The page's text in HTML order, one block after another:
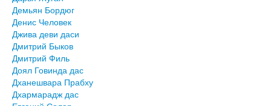
Демьян Бордюг
Денис Человек
Джива деви даси
Дмитрий Быков
Дмитрий Филь
Доял Говинда дас
Дханешвара Прабху
Дхармарадж дас